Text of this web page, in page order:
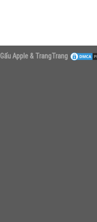
Gấu Apple & TrangTrang